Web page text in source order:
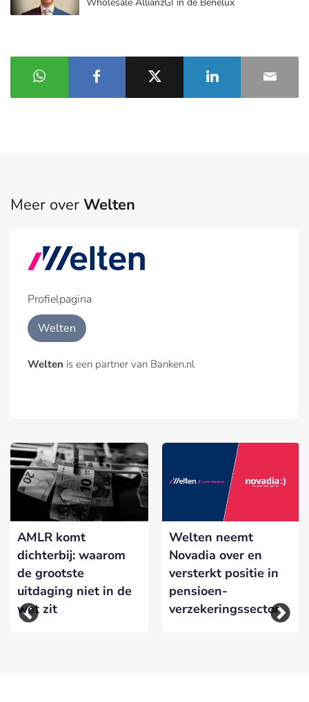
Meer over Welten
Profielpagina
Welten
Welten is een partner van Banken.nl
AMLR komt
dichterbij: waarom
de grootste
uitdaging niet in de
wet zit
Welten neemt
Novadia over en
versterkt positie in
pensioen-
verzekeringssector